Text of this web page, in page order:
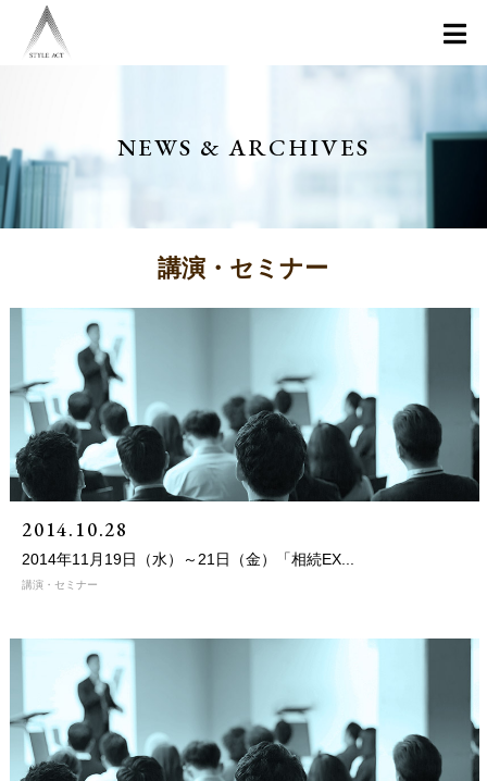
NEWS & ARCHIVES
講演・セミナー
2014.10.28
2014年11月19日（水）～21日（金）「相続EX...
講演・セミナー